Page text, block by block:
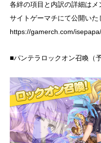
各絆の項目と内訳の詳細は
サイトゲーマチにて公開いた
https://gamerch.com/isepapa/
■パンテラロックオン召喚（予